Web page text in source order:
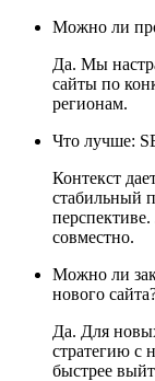
Можно ли
Да. Мы
сайты по
регионам.
Что лучше:
Контекст
стабильный
совместно.
Можно ли
нового
Да. Для
стратегию с
быстрее